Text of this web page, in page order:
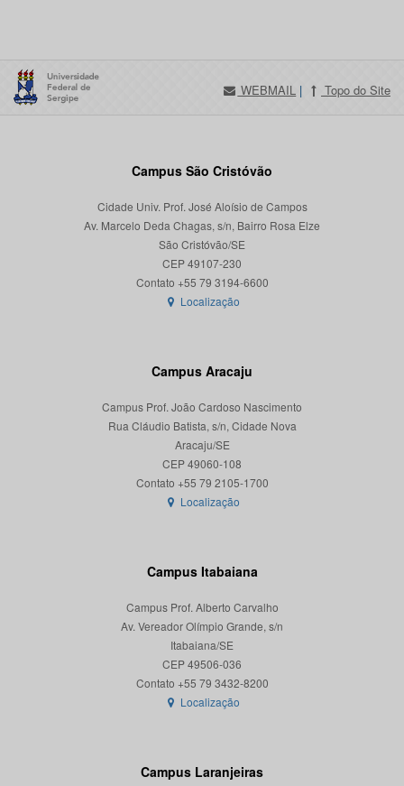
WEBMAIL | Topo do Site
Campus São Cristóvão
Cidade Univ. Prof. José Aloísio de Campos
Av. Marcelo Deda Chagas, s/n, Bairro Rosa Elze
São Cristóvão/SE
CEP 49107-230
Localização
Campus Aracaju
Campus Prof. João Cardoso Nascimento
Rua Cláudio Batista, s/n, Cidade Nova
Aracaju/SE
CEP 49060-108
Localização
Campus Itabaiana
Campus Prof. Alberto Carvalho
Av. Vereador Olímpio Grande, s/n
Itabaiana/SE
CEP 49506-036
Localização
Campus Laranjeiras